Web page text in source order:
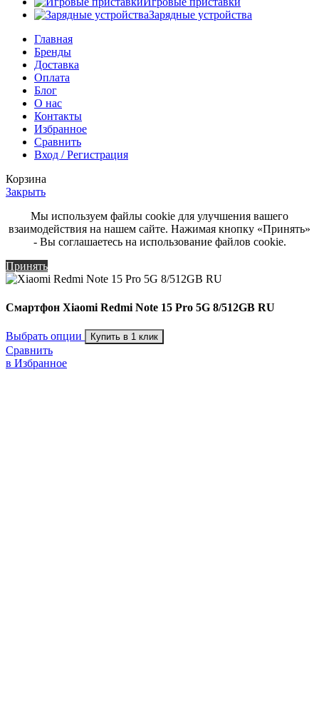
Зарядные устройства
Главная
Бренды
Доставка
Оплата
Блог
О нас
Контакты
Избранное
Сравнить
Вход / Регистрация
Корзина
Закрыть
Мы используем файлы cookie для улучшения вашего
взаимодействия на нашем сайте. Нажимая кнопку «Принять»
- Вы соглашаетесь на использование файлов cookie.
Принять
Смартфон Xiaomi Redmi Note 15 Pro 5G 8/512GB RU
Выбрать опции Купить в 1 клик
Сравнить
в Избранное